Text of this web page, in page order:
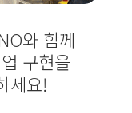
와 함께
구현을
세요!